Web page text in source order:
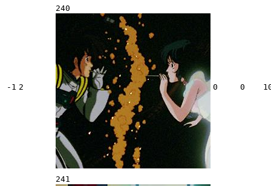
-1 2
240
0 0
241